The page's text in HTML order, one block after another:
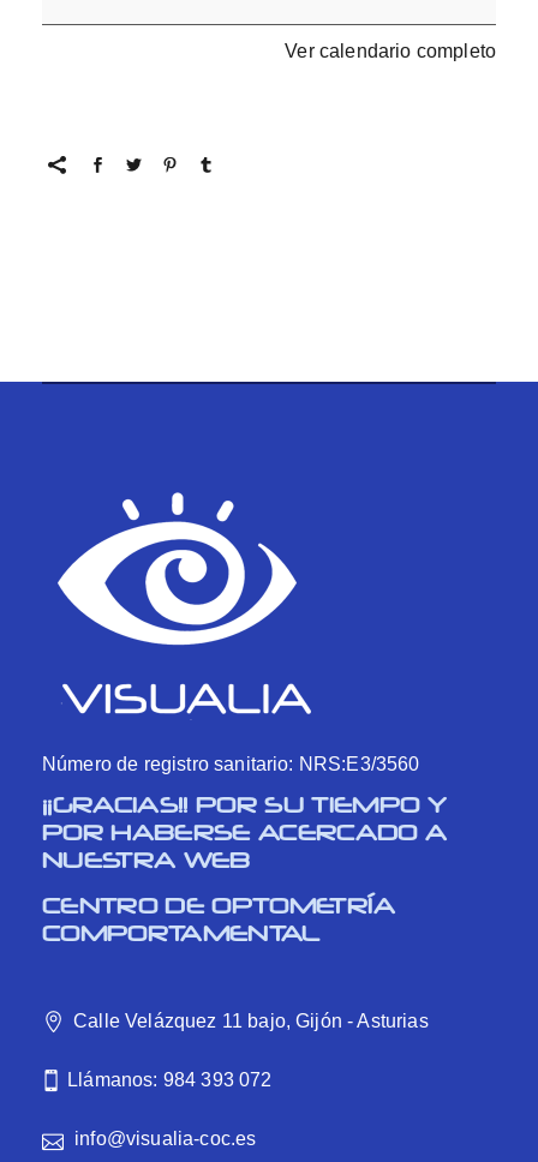
naranja
Ver calendario completo
Número de registro sanitario: NRS:E3/3560
¡¡GRACIAS!! POR SU TIEMPO Y
POR HABERSE ACERCADO A
NUESTRA WEB
CENTRO DE OPTOMETRÍA
COMPORTAMENTAL
Calle Velázquez 11 bajo, Gijón - Asturias
Llámanos: 984 393 072
info@visualia-coc.es